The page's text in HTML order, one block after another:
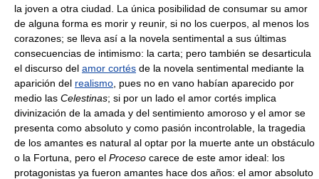
la joven a otra ciudad. La única posibilidad de consumar su amor
de alguna forma es morir y reunir, si no los cuerpos, al menos los
corazones; se lleva así a la novela sentimental a sus últimas
consecuencias de intimismo: la carta; pero también se desarticula
el discurso del amor cortés de la novela sentimental mediante la
aparición del realismo , pues no en vano habían aparecido por
medio las Celestinas; si por un lado el amor cortés implica
divinización de la amada y del sentimiento amoroso y el amor se
presenta como absoluto y como pasión incontrolable, la tragedia
de los amantes es natural al optar por la muerte ante un obstáculo
o la Fortuna, pero el Proceso carece de este amor ideal: los
protagonistas ya fueron amantes hace dos años: el amor absoluto